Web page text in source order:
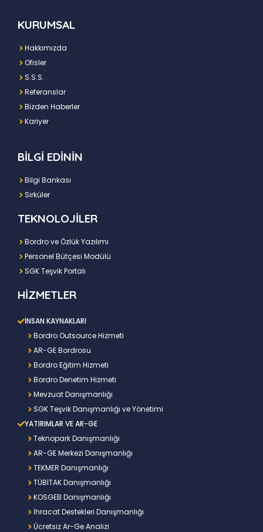
KURUMSAL
Hakkımızda
Ofisler
S.S.S.
Referanslar
Bizden Haberler
Kariyer
BİLGİ EDİNİN
Bilgi Bankası
Sirküler
TEKNOLOJİLER
Bordro ve Özlük Yazılımı
Personel Bütçesi Modülü
SGK Teşvik Portalı
HİZMETLER
İNSAN KAYNAKLARI
Bordro Outsource Hizmeti
AR-GE Bordrosu
Bordro Eğitim Hizmeti
Bordro Denetim Hizmeti
Mevzuat Danışmanlığı
SGK Teşvik Danışmanlığı ve Yönetimi
YATIRIMLAR VE AR-GE
Teknopark Danışmanlığı
AR-GE Merkezi Danışmanlığı
TEKMER Danışmanlığı
TÜBİTAK Danışmanlığı
KOSGEB Danışmanlığı
İhracat Destekleri Danışmanlığı
Ücretsiz Ar-Ge Analizi